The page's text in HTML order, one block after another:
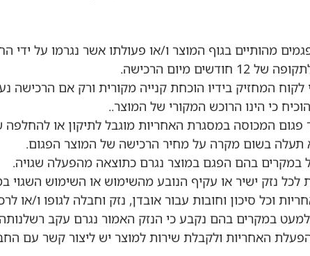
מהותיים בגוף המוצר ו/או פעולתו אשר נגרמו על ידי
מיום הרכישה.
לקוח המחזיק בידיו הוכחת קנייה מקורית ורק אם
כי הינו הרוכש המקורי של המוצר..
פגום המכוסה במסגרת האחריות מוגבל לתיקון או
תעלה בשום מקרה על מחיר הרכישה של המוצר הפגום.
במקרים בהם הפגם במוצר נגרם כתוצאה מהפעלה שגויה.
נזק ישיר או עקיף הנובע מהשימוש או השימוש השגוי
וכל סיכון וחובות עבור אובדן, נזק וחבלה לגופו ו/או
למעט במקרים בהם נקבע כי הנזק האמור נגרם עקב